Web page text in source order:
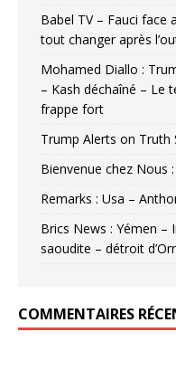
Babel TV – Fauci face
tout changer après
Mohamed Diallo :
– Kash déchaîné – Le
frappe fort
Trump Alerts on Truth
Bienvenue chez Nous
Remarks : Usa –
Brics News : Yémen –
saoudite – détroit
COMMENTAIRES